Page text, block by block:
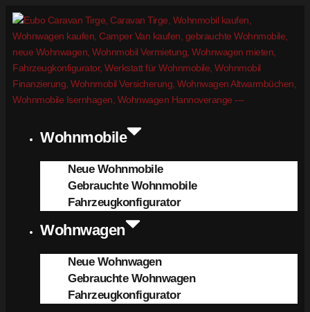
Wohnmobile
Neue Wohnmobile
Gebrauchte Wohnmobile
Fahrzeugkonfigurator
Wohnwagen
Neue Wohnwagen
Gebrauchte Wohnwagen
Fahrzeugkonfigurator